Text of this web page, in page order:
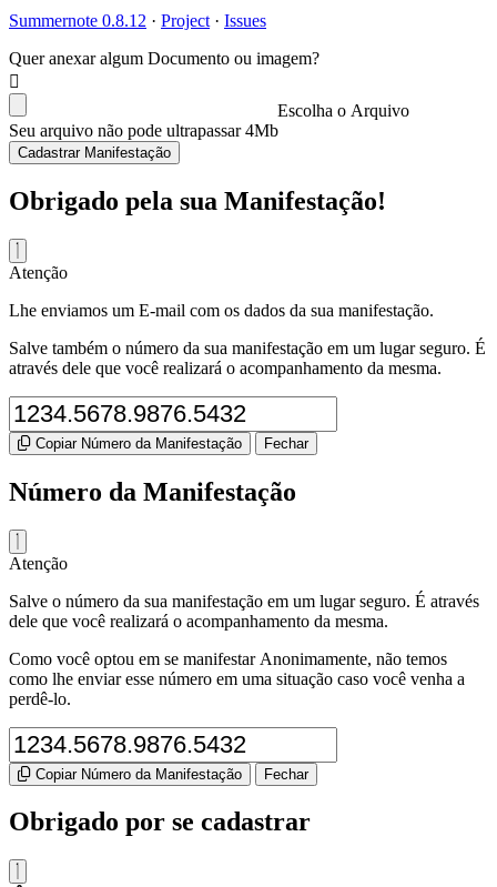
CTRL+NUM0 Change current block's format as a paragraph(P tag)
CTRL+NUM1 Change current block's format as H1
CTRL+NUM2 Change current block's format as H2
CTRL+NUM3
CTRL+NUM4 Change current block's format as H4
CTRL+NUM5 Change current block's format as H5
CTRL+NUM6 Change current block's format as H6
Insert horizontal rule
CTRL+K Show Link Dialog
Summernote 0.8.12 · Project · Issues
Quer anexar algum Documento ou imagem?
Escolha o Arquivo
Seu arquivo não pode ultrapassar 4Mb
Cadastrar Manifestação
Obrigado pela sua Manifestação!
Atenção
Lhe enviamos um E-mail com os dados da sua manifestação.
Salve também o número da sua manifestação em um lugar seguro. É
através dele que você realizará o acompanhamento da mesma.
Copiar Número da Manifestação Fechar
Número da Manifestação
Atenção
Salve o número da sua manifestação em um lugar seguro. É através
dele que você realizará o acompanhamento da mesma.
Como você optou em se manifestar Anonimamente, não temos
como lhe enviar esse número em uma situação caso você venha a
perdê-lo.
Copiar Número da Manifestação Fechar
Obrigado por se cadastrar